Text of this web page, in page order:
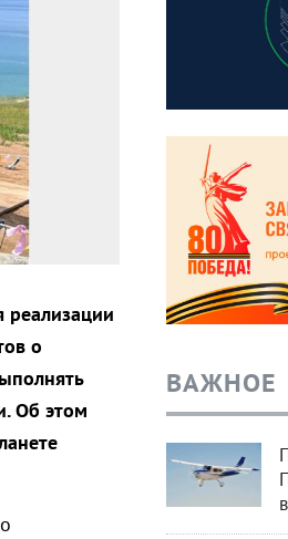
реализации
о
Об этом
ВАЖНОЕ